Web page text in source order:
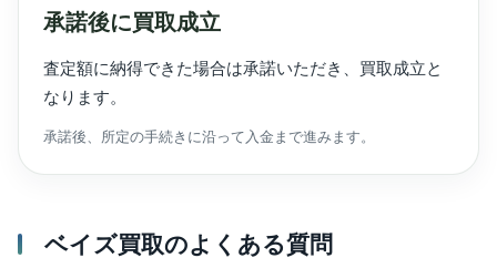
承諾後に買取成立
査定額に納得できた場合は承諾いただき、買取成立と
なります。
承諾後、所定の手続きに沿って入金まで進みます。
ベイズ買取のよくある質問